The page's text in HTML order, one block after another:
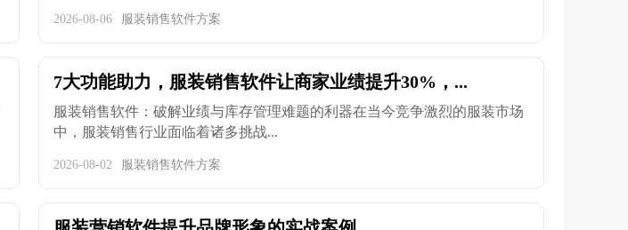
2026-08-06 服装销售软件方案
7大功能助力，服装销售软件让商家业绩提升30%，...
服装销售软件：破解业绩与库存管理难题的利器在当今竞争激烈的服装市场
中，服装销售行业面临着诸多挑战...
2026-08-02 服装销售软件方案